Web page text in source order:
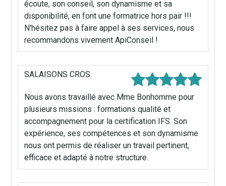
écoute, son conseil, son dynamisme et sa
disponibilité, en font une formatrice hors pair !!!
N'hésitez pas à faire appel à ses services, nous
recommandons vivement ApiConseil !
SALAISONS CROS
Nous avons travaillé avec Mme Bonhomme pour
plusieurs missions : formations qualité et
accompagnement pour la certification IFS. Son
expérience, ses compétences et son dynamisme
nous ont permis de réaliser un travail pertinent,
efficace et adapté à notre structure.